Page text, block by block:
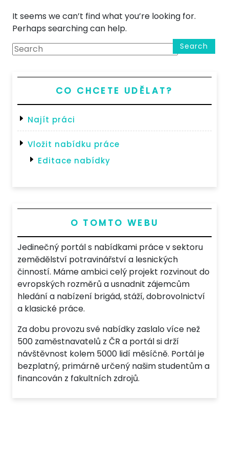
It seems we can’t find what you’re looking for.
Perhaps searching can help.
Search
CO CHCETE UDĚLAT?
Najít práci
Vložit nabídku práce
Editace nabídky
O TOMTO WEBU
Jedinečný portál s nabídkami práce v sektoru
zemědělství potravinářství a lesnických
činností. Máme ambici celý projekt rozvinout do
evropských rozměrů a usnadnit zájemcům
hledání a nabízení brigád, stáží, dobrovolnictví
a klasické práce.
Za dobu provozu své nabídky zaslalo více než
500 zaměstnavatelů z ČR a portál si drží
návštěvnost kolem 5000 lidí měsíčně. Portál je
bezplatný, primárně určený našim studentům a
financován z fakultních zdrojů.